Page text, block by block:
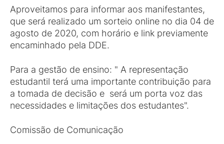
Aproveitamos para informar aos manifestantes,
que será realizado um sorteio online no dia 04 de
agosto de 2020, com horário e link previamente
encaminhado pela DDE.
Para a gestão de ensino: " A representação
estudantil terá uma importante contribuição para
a tomada de decisão e será um porta voz das
necessidades e limitações dos estudantes".
Comissão de Comunicação